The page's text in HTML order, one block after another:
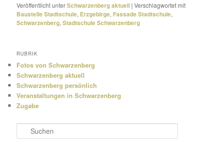
Veröffentlicht unterSchwarzenberg aktuell |Verschlagwortet mit
Baustelle Stadtschule, Erzgebirge, Fassade Stadtschule,
Schwarzenberg,Stadtschule Schwarzenberg
RUBRIK
Fotos von Schwarzenberg
Schwarzenberg aktuell
Schwarzenberg persönlich
Veranstaltungen in Schwarzenberg
Zugabe
u